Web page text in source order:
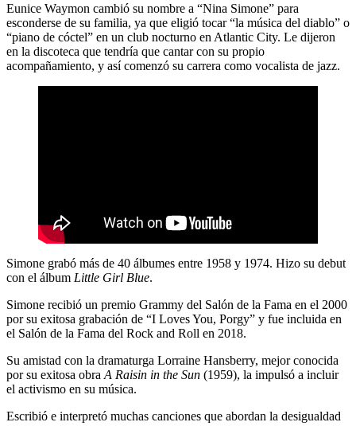
Eunice Waymon cambió su nombre a “Nina Simone” para
esconderse de su familia, ya que eligió tocar “la música del diablo” o
“piano de cóctel” en un club nocturno en Atlantic City. Le dijeron
en la discoteca que tendría que cantar con su propio
acompañamiento, y así comenzó su carrera como vocalista de jazz.
​​Simone grabó más de 40 álbumes entre 1958 y 1974. Hizo su debut
con el álbum Little Girl Blue.
Simone recibió un premio Grammy del Salón de la Fama en el 2000
por su exitosa grabación de “I Loves You, Porgy” y fue incluida en
el Salón de la Fama del Rock and Roll en 2018.
Su amistad con la dramaturga Lorraine Hansberry, mejor conocida
por su exitosa obra A Raisin in the Sun (1959), la impulsó a incluir
el activismo en su música.
Escribió e interpretó muchas canciones que abordan la desigualdad